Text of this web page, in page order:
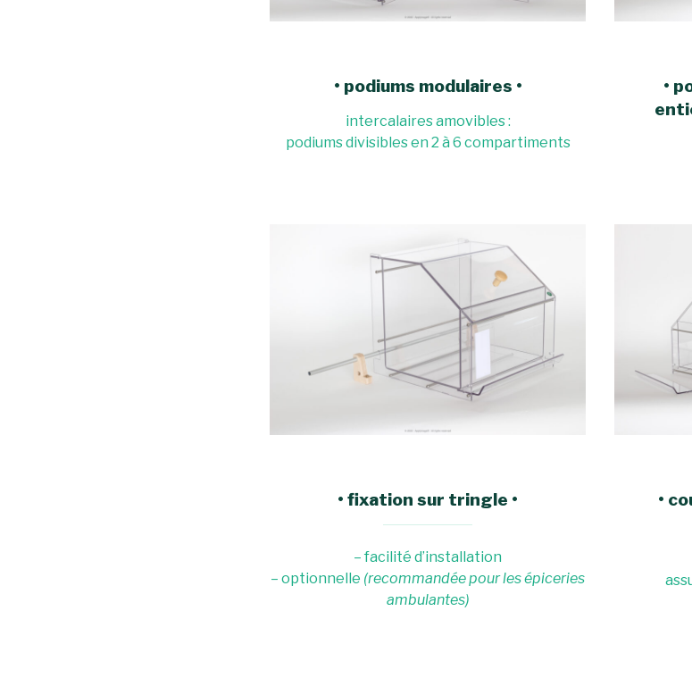
• podiums modulaires •
intercalaires amovibles :
podiums divisibles en 2 à 6 compartiments
•
• fixation sur tringle •
– facilité d’installation
– optionnelle (recommandée pour les épiceries
ambulantes)
•